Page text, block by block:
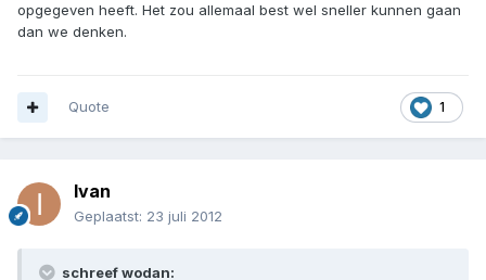
opgegeven heeft. Het zou allemaal best wel sneller kunnen gaan
dan we denken.
1
Quote
Ivan
Geplaatst: 23 juli 2012
schreef wodan: